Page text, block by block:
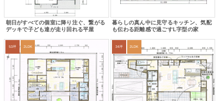
朝日がすべての個室に降り注ぐ、繋がる
デッキで子ども達が走り回れる平屋
暮らしの真ん中に見守るキッチン、気配
も伝わる距離感で過ごすL字型の家
53坪 2LDK 34坪 2LDK